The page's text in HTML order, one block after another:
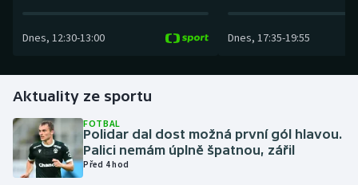
Golf
Gymnastika
Házená
Dnes, 12:30-13:00 Dnes, 17:35-19:55
Aktuality ze sportu
FOTBAL
Polidar dal dost možná první gól hlavou.
Palici nemám úplně špatnou, zářil
Před 4 hod